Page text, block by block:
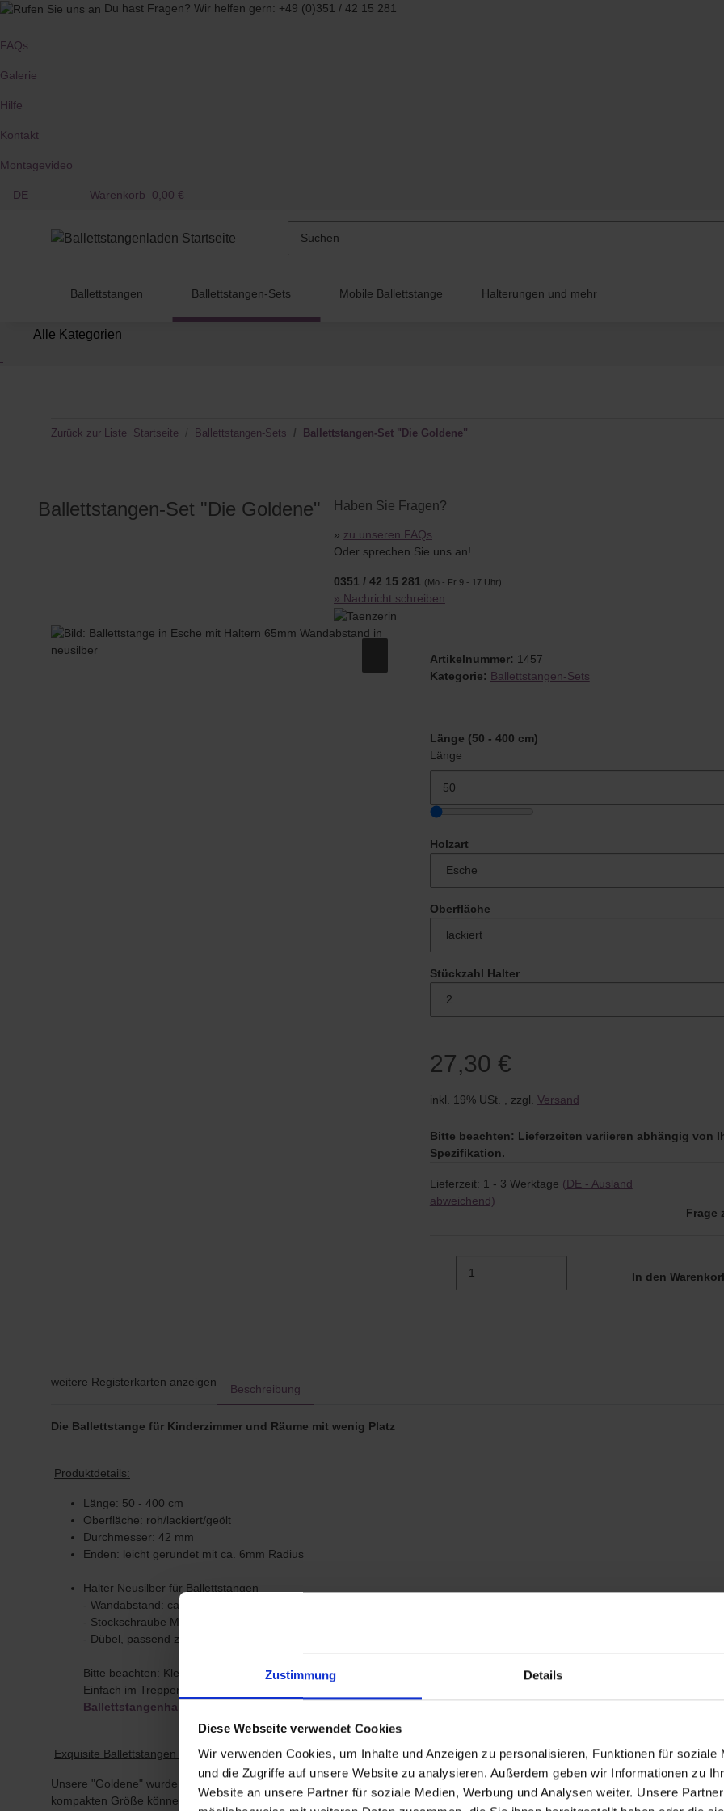
Zustimmung Details
Diese Webseite verwendet Cookies
Wir verwenden Cookies, um Inhalte und Anzeigen zu personalisieren, Funktionen für soziale
und die Zugriffe auf unsere Website zu analysieren. Außerdem geben wir Informationen zu
Website an unsere Partner für soziale Medien, Werbung und Analysen weiter. Unsere
Du hast Fragen? Wir helfen gern: +49 (0)351 / 42 15 281
FAQs
Galerie
Hilfe
Kontakt
Montagevideo
DE Warenkorb 0,00 €
Ballettstangen Ballettstangen-Sets Mobile Ballettstange Halterungen und mehr
Alle Kategorien
Zurück zur Liste Startseite Ballettstangen-Sets Ballettstangen-Set "Die Goldene"
Ballettstangen-Set "Die Goldene" Haben Sie Fragen?
» zu unseren FAQs
Oder sprechen Sie uns an!
0351 / 42 15 281 (Mo - Fr 9 - 17 Uhr)
» Nachricht schreiben
Artikelnummer: 1457
Kategorie: Ballettstangen-Sets
Länge (50 - 400 cm)
Länge
Holzart
Oberfläche
Stückzahl Halter
27,30 €
inkl. 19% USt. , zzgl. Versand
Bitte beachten: Lieferzeiten variieren abhängig von
Spezifikation.
Lieferzeit: 1 - 3 Werktage (DE - Ausland
abweichend)
Frage
In den
weitere Registerkarten anzeigen
Beschreibung
Die Ballettstange für Kinderzimmer und Räume mit wenig Platz
Produktdetails:
Länge: 50 - 400 cm
Oberfläche: roh/lackiert/geölt
Durchmesser: 42 mm
Enden: leicht gerundet mit ca. 6mm Radius
Halter Neusilber für Ballettstangen
- Wandabstand: ca. 6,5 cm (Wand bis Mitte Ballettstange)
- Stockschraube M8, Länge: 6 cm
- Dübel, passend zur Schraube, und kleine Schrauben zur Befestigung der Ballettstange auf dem Halter werden mitgeliefert
Bitte beachten: Kleine Kinder benötigen nicht so viel Platz von der Ballettstange zur Wand wie Erwachsene. Beim
Einfach im Treppenhaus einen Fuß auf den Handlauf der Treppe legen und schauen, ob dieser an der Wand anstößt. Stößt
Ballettstangenhalterung ab 15 cm
Exquisite Ballettstangen mit goldfarbenen Haltern, perfekt für kleine Räume und kleine Kinder!
Unsere "Goldene" wurde speziell für kleine Räume entwickelt und passt aufgrund der Halter mit geringen Wandabstand mühelos
kompakten Größe können Sie problemlos einen privaten Ballettraum für Ihr Kind schaffen, auch wenn der Platz begrenzt ist. Die